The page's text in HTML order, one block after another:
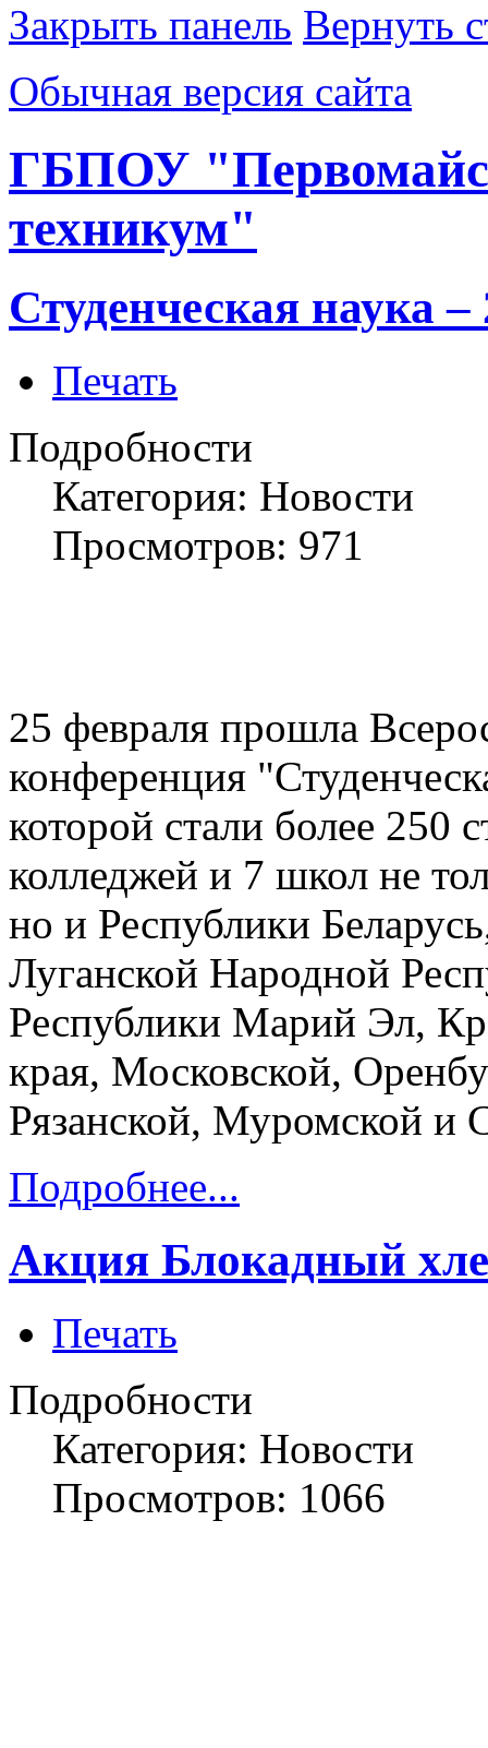
Закрыть панель Вернуть
Обычная версия сайта
ГБПОУ
техникум"
Студенческая наука –
Печать
Подробности
Категория: Новости
Просмотров: 971
25 февраля прошла
конференция
которой стали более 250
колледжей и 7 школ не
но и Республики
Луганской Народной
Республики Марий Эл,
края, Московской,
Рязанской, Муромской и
Подробнее...
Акция Блокадный
Печать
Подробности
Категория: Новости
Просмотров: 1066